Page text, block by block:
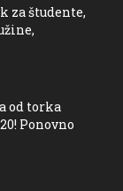
za študente,
od torka
Ponovno